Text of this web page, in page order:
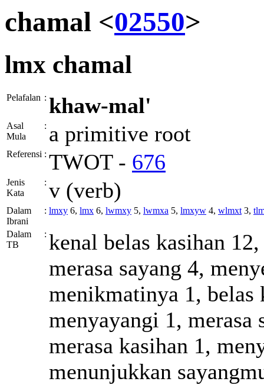
chamal <02550>
lmx chamal
Pelafalan : khaw-mal'
Asal
Mula
: a primitive root
Referensi : TWOT - 676
Jenis
Kata
: v (verb)
Dalam
Ibrani
: lmxy 6, lmx 6, lwmxy 5, lwmxa 5, lmxyw 4, wlmxt 3,
Dalam
TB
: kenal belas kasihan
merasa sayang 4,
menikmatinya 1, belas
menyayangi 1, merasa
merasa kasihan 1,
menunjukkan